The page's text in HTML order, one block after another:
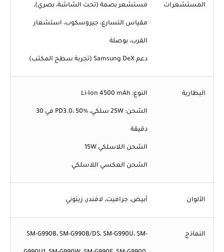
المستشعرات مستشعر بصمة (تحت الشاشة، بصري)،
مقياس التسارع، جيروسكوب، استشعار
القرب، بوصلة
دعم Samsung DeX (تجربة سطح المكتب)
البطارية النوع: Li-Ion 4500 mAh
الشحن: 25W سلكي، PD3.0، 50% في 30
دقيقة
الشحن اللاسلكي 15W
الشحن العكسي اللاسلكي
الألوان أبيض، جرافيت، لافندر، زيتوني
النماذج SM-G990B، SM-G990B/DS، SM-G990U، SM-